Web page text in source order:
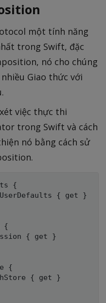
một tính năng
trong Swift, đặc
nó cho chúng
Giao thức với
việc thực thi
trong Swift và cách
nó bằng cách sử
{
{ get }
{
{ get }
{
{ get }